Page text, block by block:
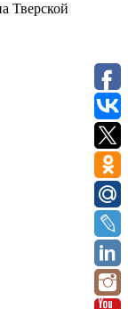
Тверской